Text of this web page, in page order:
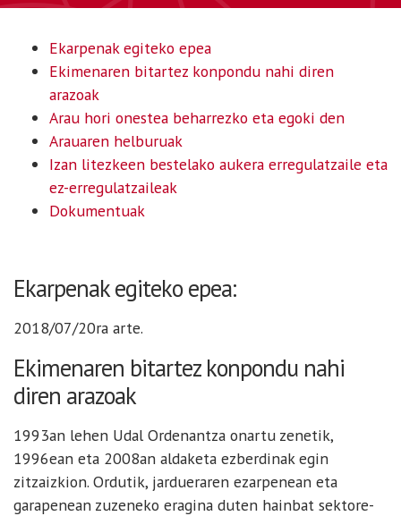
Ekarpenak egiteko epea
Ekimenaren bitartez konpondu nahi diren
arazoak
Arau hori onestea beharrezko eta egoki den
Arauaren helburuak
Izan litezkeen bestelako aukera erregulatzaile eta
ez-erregulatzaileak
Dokumentuak
Ekarpenak egiteko epea:
2018/07/20ra arte.
Ekimenaren bitartez konpondu nahi
diren arazoak
1993an lehen Udal Ordenantza onartu zenetik,
1996ean eta 2008an aldaketa ezberdinak egin
zitzaizkion. Ordutik, jardueraren ezarpenean eta
garapenean zuzeneko eragina duten hainbat sektore-